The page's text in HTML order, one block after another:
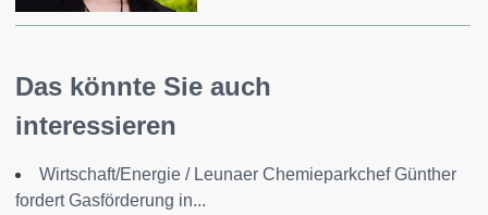
Das könnte Sie auch
interessieren
Wirtschaft/Energie / Leunaer Chemieparkchef Günther
fordert Gasförderung in...